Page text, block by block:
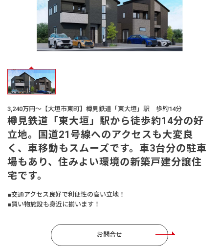
生活サービス・その他
企業・IR情報
3,240万円～【大垣市東町】樽見鉄道「東大垣」駅 歩約14分
樽見鉄道「東大垣」駅から徒歩約14分の好
立地。国道21号線へのアクセスも大変良
く、車移動もスムーズです。車3台分の駐車
場もあり、住みよい環境の新築戸建分譲住
宅です。
■交通アクセス良好で利便性の高い立地！
■買い物施設も身近に揃います！
お問合せ